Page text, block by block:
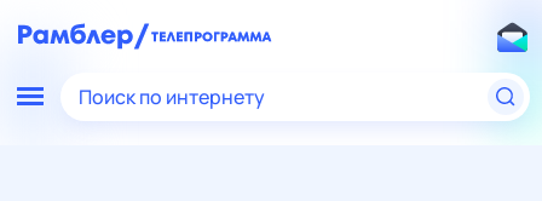
Поиск по интернету